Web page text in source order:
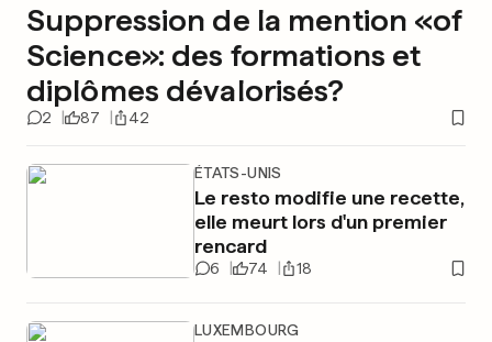
Suppression de la mention «of
Science»: des formations et
diplômes dévalorisés?
2 87 42
ÉTATS-UNIS
Le resto modifie une recette,
elle meurt lors d'un premier
rencard
6 74 18
LUXEMBOURG